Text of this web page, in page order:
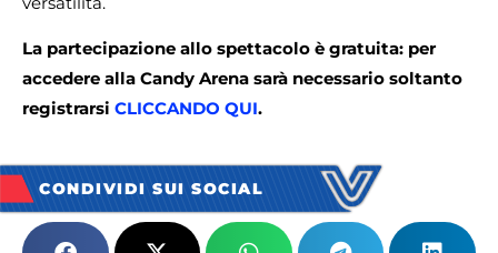
La partecipazione allo spettacolo è gratuita: per
accedere alla Candy Arena sarà necessario soltanto
registrarsi CLICCANDO QUI.
CONDIVIDI SUI SOCIAL